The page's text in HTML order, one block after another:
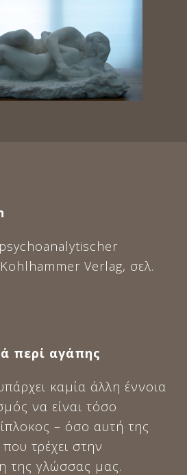
Verlag, σελ.
περί αγάπης
καμία άλλη έννοια
να είναι τόσο
– όσο αυτή της
τρέχει στην
της γλώσσας μας.